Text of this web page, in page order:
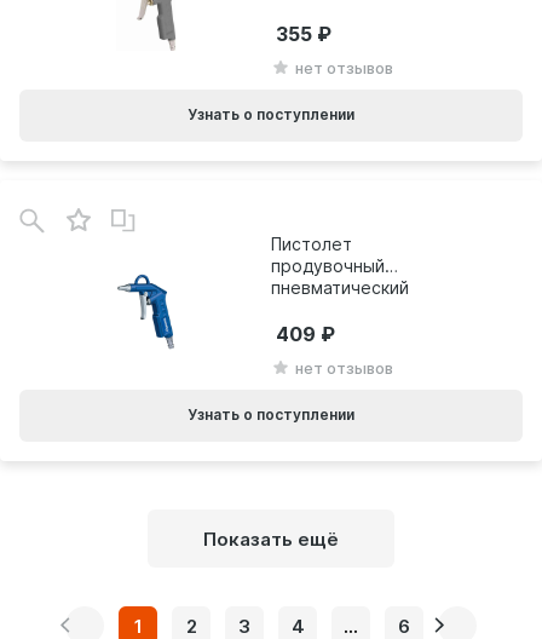
830901030
нет отзывов
355
Узнать о поступлении
Пистолет
продувочный
пневматический
0901026718
нет отзывов
409
Узнать о поступлении
Показать ещё
1 2 3 4 ... 6